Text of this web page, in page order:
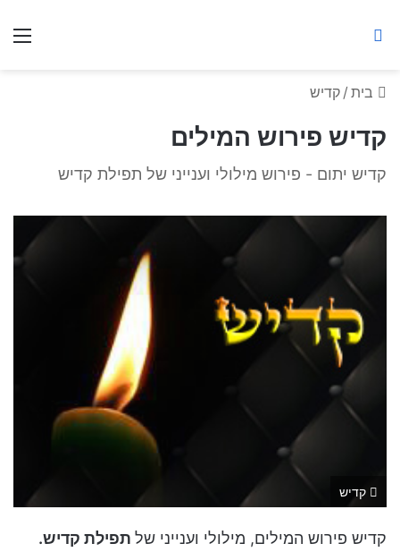
בית / קדיש
קדיש פירוש המילים
קדיש יתום - פירוש מילולי וענייני של תפילת קדיש
קדיש
קדיש פירוש המילים, מילולי וענייני של תפילת קדיש.